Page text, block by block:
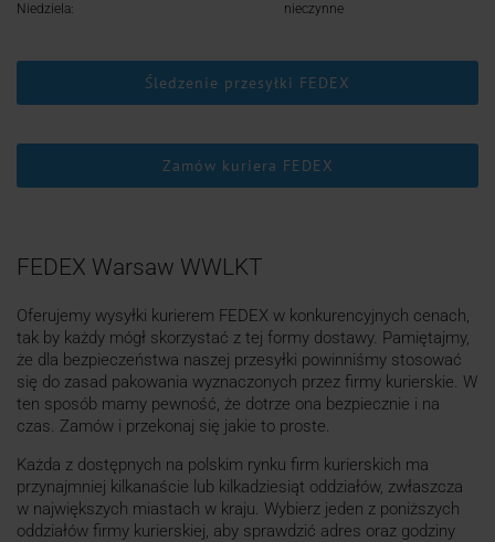
Niedziela:
nieczynne
Śledzenie przesyłki FEDEX
Zamów kuriera FEDEX
FEDEX Warsaw WWLKT
Oferujemy wysyłki kurierem FEDEX w konkurencyjnych cenach,
tak by każdy mógł skorzystać z tej formy dostawy. Pamiętajmy,
że dla bezpieczeństwa naszej przesyłki powinniśmy stosować
się do zasad pakowania wyznaczonych przez firmy kurierskie. W
ten sposób mamy pewność, że dotrze ona bezpiecznie i na
czas. Zamów i przekonaj się jakie to proste.
Każda z dostępnych na polskim rynku firm kurierskich ma
przynajmniej kilkanaście lub kilkadziesiąt oddziałów, zwłaszcza
w największych miastach w kraju. Wybierz jeden z poniższych
oddziałów firmy kurierskiej, aby sprawdzić adres oraz godziny